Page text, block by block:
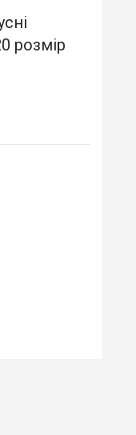
розмір